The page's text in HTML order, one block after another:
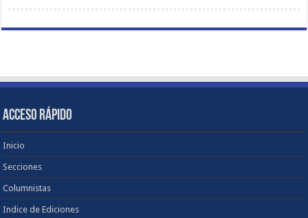
ACCESO RÁPIDO
Inicio
Secciones
Columnistas
Indice de Ediciones